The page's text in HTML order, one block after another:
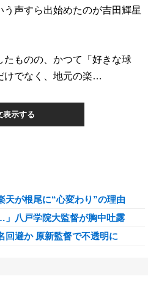
声すら出始めたのが吉田輝星
ものの、かつて「好きな球
けでなく、地元の楽…
表示する
が根尾に“心変わり”の理由
八戸学院大監督が胸中吐露
回避か 原新監督で不透明に